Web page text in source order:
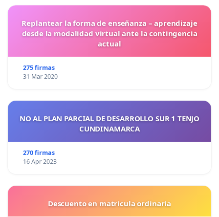
Replantear la forma de enseñanza – aprendizaje
desde la modalidad virtual ante la contingencia
actual
275 firmas
31 Mar 2020
NO AL PLAN PARCIAL DE DESARROLLO SUR 1 TENJO
CUNDINAMARCA
270 firmas
16 Apr 2023
Descuento en matricula ordinaria